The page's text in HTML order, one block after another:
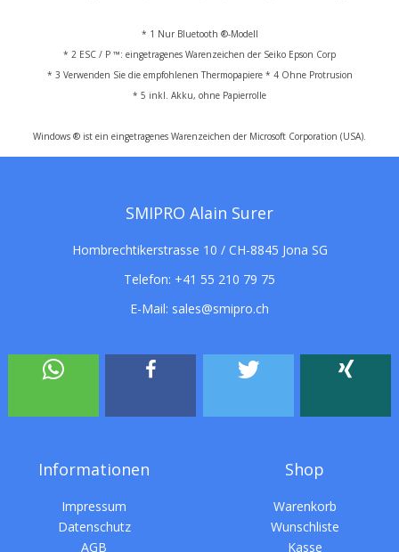
* 1 Nur Bluetooth ®-Modell
* 2 ESC / P ™: eingetragenes Warenzeichen der Seiko Epson Corp
* 3 Verwenden Sie die empfohlenen Thermopapiere * 4 Ohne Protrusion
* 5 inkl. Akku, ohne Papierrolle
Windows ® ist ein eingetragenes Warenzeichen der Microsoft Corporation (USA).
SMIPRO Alain Surer
Hombrechtikerstrasse 10 / CH-8845 Jona SG
Telefon: +41 55 210 79 75
E-Mail: sales@smipro.ch
Informationen
Impressum
Datenschutz
AGB
Shop
Warenkorb
Wunschliste
Kasse